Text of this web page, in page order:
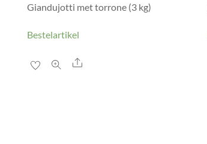
Giandujotti met torrone (3 kg)
Bestelartikel
Share